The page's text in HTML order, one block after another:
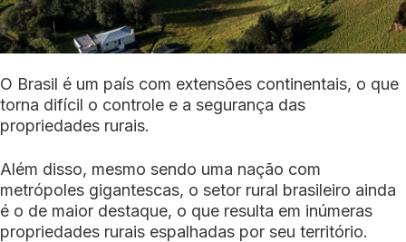
O Brasil é um país com extensões continentais, o que
torna difícil o controle e a segurança das
propriedades rurais.
Além disso, mesmo sendo uma nação com
metrópoles gigantescas, o setor rural brasileiro ainda
é o de maior destaque, o que resulta em inúmeras
propriedades rurais espalhadas por seu território.